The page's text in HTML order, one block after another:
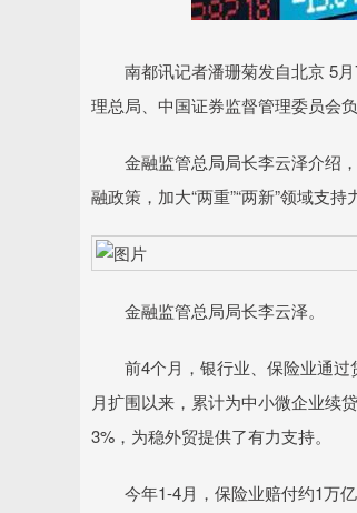
南都讯记者潘珊菊发自北京 5月
理总局、中国证券监督管理委员会
金融监管总局局长李云泽介绍，
融政策，加大“两重”“两新”领域支持
金融监管总局局长李云泽。
前4个月，银行业、保险业通过
月扩围以来，累计为中小微企业续
3%，为稳外贸提供了有力支持。
今年1-4月，保险业赔付约1万亿